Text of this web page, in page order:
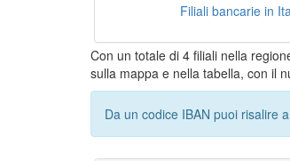
Filiali bancarie in
Con un totale di 4 filiali nella
sulla mappa e nella tabella, con il
Da un codice IBAN puoi risalire